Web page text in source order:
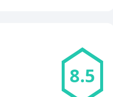
8.5